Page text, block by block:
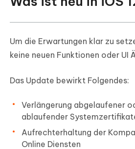
Um die Erwartungen klar zu
keine neuen Funktionen oder UI
Das Update bewirkt Folgendes:
Verlängerung abgelaufener
ablaufender
Aufrechterhaltung der
Online Diensten